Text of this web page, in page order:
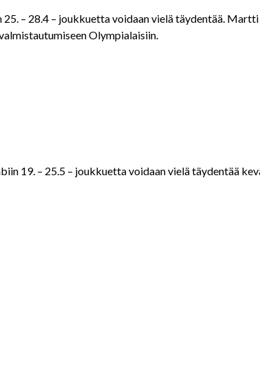
– 28.4 – joukkuetta voidaan vielä täydentää.
Olympialaisiin.
19. – 25.5 – joukkuetta voidaan vielä täydentää